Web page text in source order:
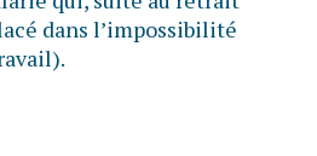
dans l’impossibilité